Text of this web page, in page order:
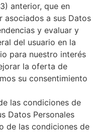
anterior, que en
asociados a sus Datos
y evaluar y
del usuario en la
para nuestro interés
la oferta de
su consentimiento
las condiciones de
Datos Personales
de las condiciones de